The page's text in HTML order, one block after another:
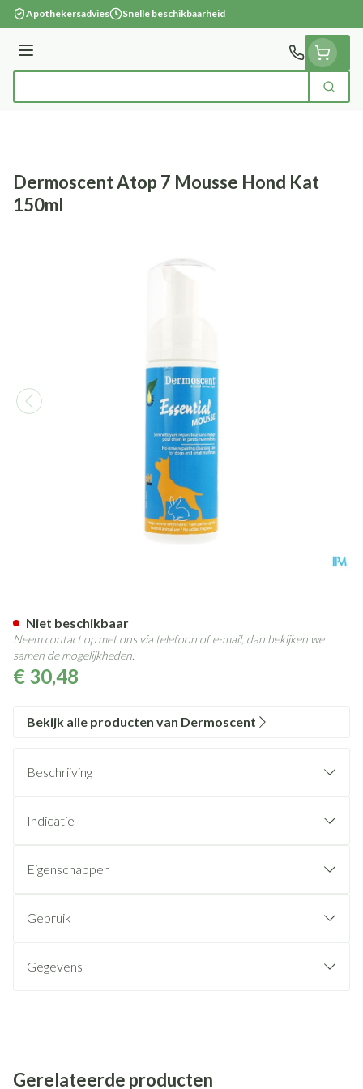
Ga naar de inhoud
Apothekersadvies Snelle beschikbaarheid
Menu
Zoek
Dermoscent Atop 7 Mousse Hond Kat
150ml
€ 30,48
Niet beschikbaar
Neem contact op met ons via telefoon of e-mail, dan bekijken we
samen de mogelijkheden.
Bekijk alle producten van Dermoscent
Beschrijving
Indicatie
Eigenschappen
Gebruik
Gegevens
Gerelateerde producten